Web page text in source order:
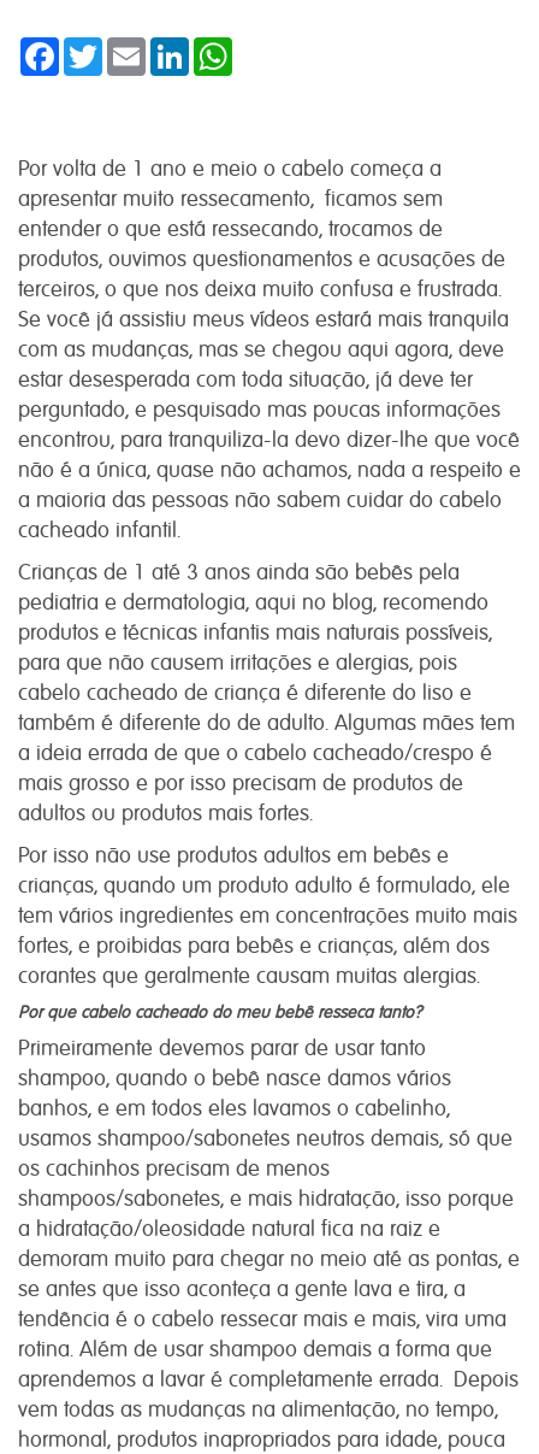
Facebook
TwitterEmail LinkedIn
Por volta de 1 ano e meio o cabelo começa a
apresentar muito ressecamento, ficamos sem
entender o que está ressecando, trocamos de
produtos, ouvimos questionamentos e acusações de
terceiros, o que nos deixa muito confusa e frustrada.
Se você já assistiu meus vídeos estará mais tranquila
com as mudanças, mas se chegou aqui agora, deve
estar desesperada com toda situação, já deve ter
perguntado, e pesquisado mas poucas informações
encontrou, para tranquiliza-la devo dizer-lhe que você
não é a única, quase não achamos, nada a respeito e
a maioria das pessoas não sabem cuidar do cabelo
cacheado infantil.
Crianças de 1 até 3 anos ainda são bebês pela
pediatria e dermatologia, aqui no blog, recomendo
produtos e técnicas infantis mais naturais possíveis,
para que não causem irritações e alergias, pois
cabelo cacheado de criança é diferente do liso e
também é diferente do de adulto. Algumas mães tem
a ideia errada de que o cabelo cacheado/crespo é
mais grosso e por isso precisam de produtos de
adultos ou produtos mais fortes.
Por isso não use produtos adultos em bebês e
crianças, quando um produto adulto é formulado, ele
tem vários ingredientes em concentrações muito mais
fortes, e proibidas para bebês e crianças, além dos
corantes que geralmente causam muitas alergias.
Por que cabelo cacheado do meu bebê resseca tanto?
Primeiramente devemos parar de usar tanto
shampoo, quando o bebê nasce damos vários
banhos, e em todos eles lavamos o cabelinho,
usamos shampoo/sabonetes neutros demais, só que
os cachinhos precisam de menos
shampoos/sabonetes, e mais hidratação, isso porque
a hidratação/oleosidade natural fica na raiz e
demoram muito para chegar no meio até as pontas, e
se antes que isso aconteça a gente lava e tira, a
tendência é o cabelo ressecar mais e mais, vira uma
rotina. Além de usar shampoo demais a forma que
aprendemos a lavar é completamente errada. Depois
vem todas as mudanças na alimentação, no tempo,
hormonal, produtos inapropriados para idade, pouca